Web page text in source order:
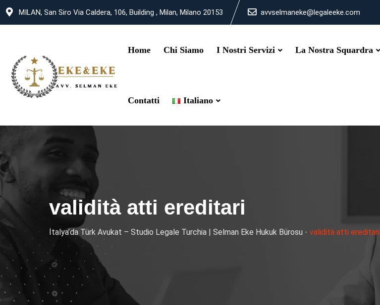
MILAN, San Siro Via Caldera, 106, Building , Milan, Milano 20153 avvselmaneke@legaleeke.com
Home Chi Siamo I Nostri Servizi La Nostra Squardra
Contatti Italiano
validità atti ereditari
İtalya’da Türk Avukat – Studio Legale Turchia | Selman Eke Hukuk Bürosu - validità atti ereditari